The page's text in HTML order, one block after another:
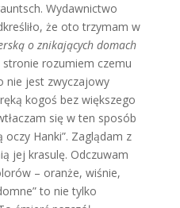
Wydawnictwo
że oto trzymam w
o znikających domach
rozumiem czemu
nie jest zwyczajowy
kogoś bez większego
się w ten sposób
oczy Hanki”. Zaglądam z
jej krasulę. Odczuwam
– oranże, wiśnie,
to nie tylko